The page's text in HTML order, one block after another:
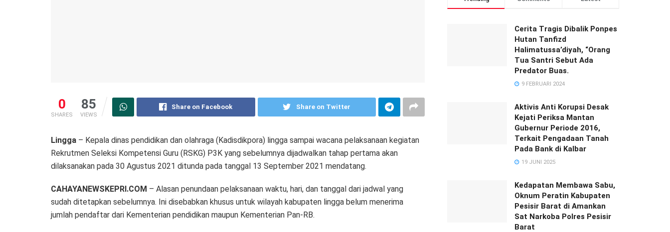
0
SHARES
85
VIEWS
Share on Facebook Share on Twitter
Lingga – Kepala dinas pendidikan dan olahraga (Kadisdikpora) lingga sampai wacana pelaksanaan kegiatan
Rekrutmen Seleksi Kompetensi Guru (RSKG) P3K yang sebelumnya dijadwalkan tahap pertama akan
dilaksanakan pada 30 Agustus 2021 ditunda pada tanggal 13 September 2021 mendatang.
CAHAYANEWSKEPRI.COM – Alasan penundaan pelaksanaan waktu, hari, dan tanggal dari jadwal yang
sudah ditetapkan sebelumnya. Ini disebabkan khusus untuk wilayah kabupaten lingga belum menerima
jumlah pendaftar dari Kementerian pendidikan maupun Kementerian Pan-RB.
Cerita Tragis Dibalik Ponpes
Hutan Tanfizd
Halimatussa’diyah, “Orang
Tua Santri Sebut Ada
Predator Buas.
9 FEBRUARI 2024
Aktivis Anti Korupsi Desak
Kejati Periksa Mantan
Gubernur Periode 2016,
Terkait Pengadaan Tanah
Pada Bank di Kalbar
19 JUNI 2025
Kedapatan Membawa Sabu,
Oknum Peratin Kabupaten
Pesisir Barat di Amankan
Sat Narkoba Polres Pesisir
Barat